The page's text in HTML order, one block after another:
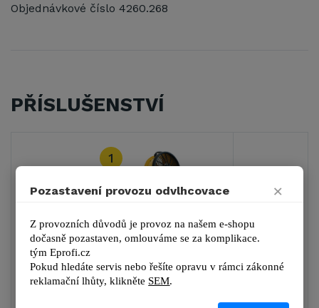
Objednávkové číslo 4260.268
PŘÍSLUŠENSTVÍ
1
Master DFB 16
4 853 Kč
5 872 Kč s DPH
Pozastavení provozu odvlhcovace ×
Z provozních důvodů je provoz na našem e-shopu
dočasně pozastaven, omlouváme se za komplikace.
tým Eprofi.cz
Pokud hledáte servis nebo řešíte opravu v rámci zákonné
reklamační lhůty, klikněte SEM.